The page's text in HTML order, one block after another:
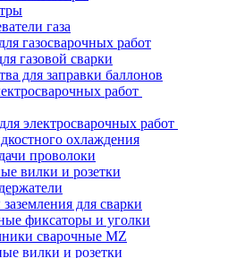
газа
газосварочных работ
газовой сварки
для заправки баллонов
работ
электросварочных работ
охлаждения
проволоки
вилки и розетки
для сварки
фиксаторы и уголки
сварочные MZ
вилки и розетки